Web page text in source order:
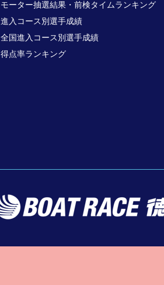
モーター抽選結果・前検タイムランキング
進入コース別選手成績
全国進入コース別選手成績
得点率ランキング